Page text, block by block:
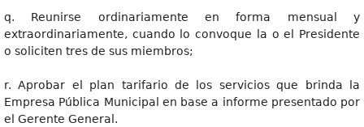
q. Reunirse ordinariamente en forma mensual y
extraordinariamente, cuando lo convoque la o el Presidente
o soliciten tres de sus miembros;
r. Aprobar el plan tarifario de los servicios que brinda la
Empresa Pública Municipal en base a informe presentado por
el Gerente General.